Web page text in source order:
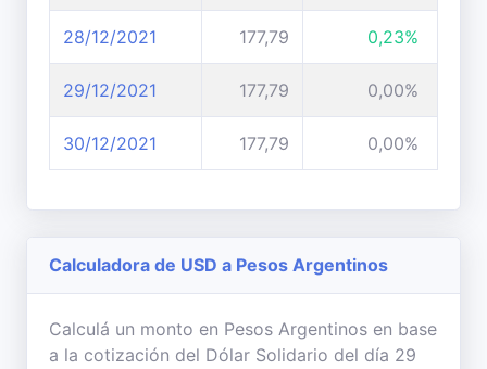
28/12/2021 177,79 0,23%
29/12/2021 177,79 0,00%
30/12/2021 177,79 0,00%
Calculadora de USD a Pesos Argentinos
Calculá un monto en Pesos Argentinos en base
a la cotización del Dólar Solidario del día 29